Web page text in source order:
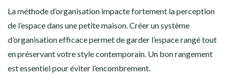
La méthode d’organisation impacte fortement la perception
de l’espace dans une petite maison. Créer un système
d’organisation efficace permet de garder l’espace rangé tout
en préservant votre style contemporain. Un bon rangement
est essentiel pour éviter l’encombrement.